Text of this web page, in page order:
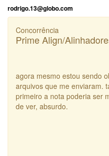
rodrigo.13@globo.com
Concorrência
Prime Align/
agora mesmo estou sendo
arquivos que me enviaram.
primeiro a nota poderia ser
de ver, absurdo.